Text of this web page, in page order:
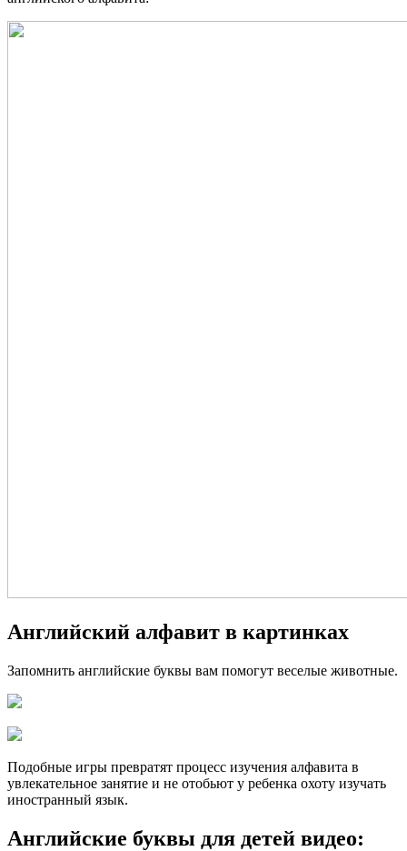
Английский алфавит в картинках
Запомнить английские буквы вам помогут веселые животные.
Подобные игры превратят процесс изучения алфавита в
увлекательное занятие и не отобьют у ребенка охоту изучать
иностранный язык.
Английские буквы для детей видео: